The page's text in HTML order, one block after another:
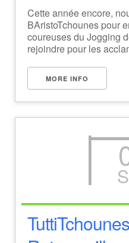
Cette année encore,
BAristoTchounes pour
coureuses du Jogging
rejoindre pour les
MORE INFO